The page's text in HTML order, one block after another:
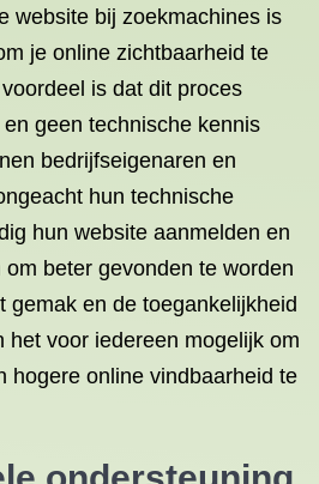
website bij zoekmachines is
je online zichtbaarheid te
is dat dit proces
geen technische kennis
bedrijfseigenaren en
hun technische
hun website aanmelden en
beter gevonden te worden
gemak en de toegankelijkheid
het voor iedereen mogelijk om
hogere online vindbaarheid te